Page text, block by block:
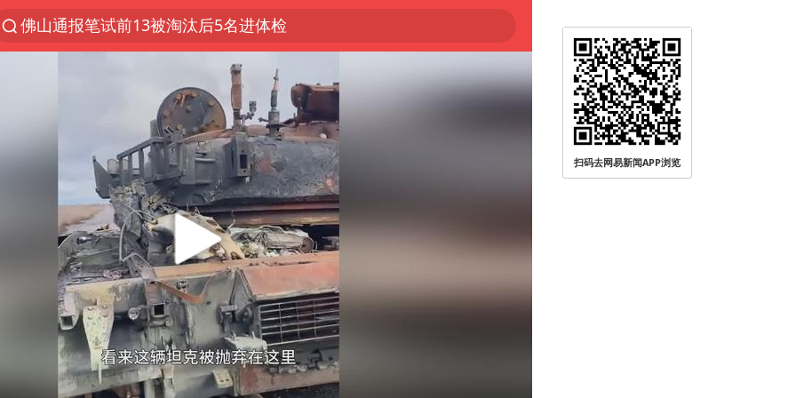
佛山通报笔试前13被淘汰后5名进体检
97岁英国奶奶飞上天再破吉尼斯纪录
27岁女子组织卖淫集团被悬赏通缉
泰国校园枪击案死亡人数升至7人
泸溪河：桃酥吃出金属牙冠视频不实
美国将对多晶硅衍生品加征15%关税
改名后的“青海拉面”店
女子开一天一夜空调后二氧化碳中毒
泰高官回应中国人在泰遭歧视：全面调查
河南某医院2.33亿工程串标案细节披露
公司“上四休三”但要降薪1000元
扫码去网易新闻APP浏览